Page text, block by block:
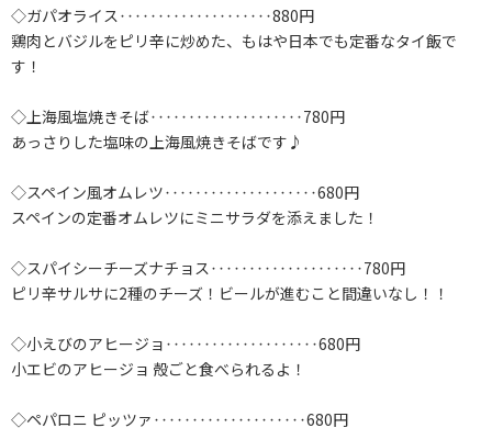
◇ガパオライス‥‥‥‥‥‥‥‥‥‥880円
鶏肉とバジルをピリ辛に炒めた、もはや日本でも定番なタイ飯で
す！
◇上海風塩焼きそば‥‥‥‥‥‥‥‥‥‥780円
あっさりした塩味の上海風焼きそばです♪
◇スペイン風オムレツ‥‥‥‥‥‥‥‥‥‥680円
スペインの定番オムレツにミニサラダを添えました！
◇スパイシーチーズナチョス‥‥‥‥‥‥‥‥‥‥780円
ピリ辛サルサに2種のチーズ！ビールが進むこと間違いなし！！
◇小えびのアヒージョ‥‥‥‥‥‥‥‥‥‥680円
小エビのアヒージョ 殻ごと食べられるよ！
◇ペパロニ ピッツァ‥‥‥‥‥‥‥‥‥‥680円